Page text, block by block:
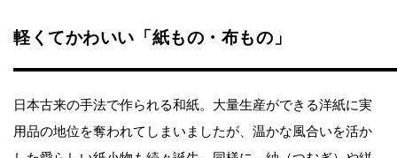
軽くてかわいい「紙もの・布もの」
日本古来の手法で作られる和紙。大量生産ができる洋紙に実
用品の地位を奪われてしまいましたが、温かな風合いを活か